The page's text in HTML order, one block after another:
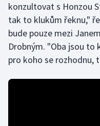
Lezení
Lyže a snowboard
Moderní pětiboj
konzultovat s Honzou
tak to klukům řeknu,"
bude pouze mezi
Drobným. "Oba jsou to
pro koho se rozhodnu,